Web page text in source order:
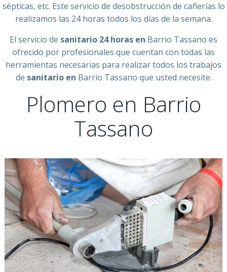
sépticas, etc. Este servicio de desobstrucción de cañerías lo
realizamos las 24 horas todos los días de la semana.
El servicio de sanitario 24 horas en Barrio Tassano es
ofrecido por profesionales que cuentan con todas las
herramientas necesarias para realizar todos los trabajos
de sanitario en Barrio Tassano que usted necesite.
Plomero en Barrio
Tassano